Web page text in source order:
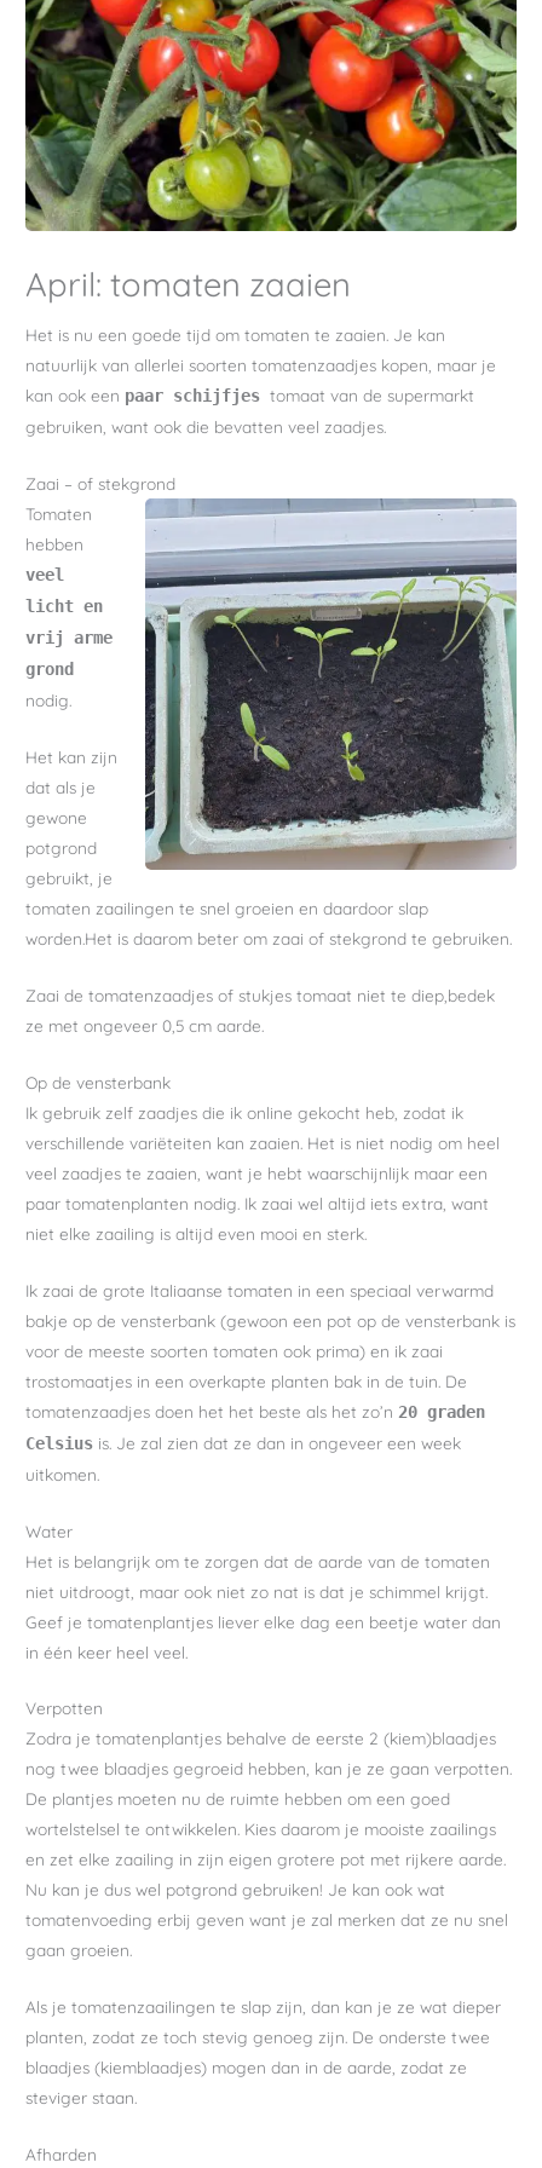
April: tomaten zaaien
Het is nu een goede tijd om tomaten te zaaien. Je kan
natuurlijk van allerlei soorten tomatenzaadjes kopen, maar je
kan ook een paar schijfjestomaat van de supermarkt
gebruiken, want ook die bevatten veel zaadjes.
Zaai – of stekgrond
Tomaten
hebben
veel
licht en
vrij arme
grond
nodig.
Het kan zijn
dat als je
gewone
potgrond
gebruikt, je
tomaten zaailingen te snel groeien en daardoor slap
worden.Het is daarom beter om zaai of stekgrond te gebruiken.
Zaai de tomatenzaadjes of stukjes tomaat niet te diep,bedek
ze met ongeveer 0,5 cm aarde.
Op de vensterbank
Ik gebruik zelf zaadjes die ik online gekocht heb, zodat ik
verschillende variëteiten kan zaaien. Het is niet nodig om heel
veel zaadjes te zaaien, want je hebt waarschijnlijk maar een
paar tomatenplanten nodig. Ik zaai wel altijd iets extra, want
niet elke zaailing is altijd even mooi en sterk.
Ik zaai de grote Italiaanse tomaten in een speciaal verwarmd
bakje op de vensterbank (gewoon een pot op de vensterbank is
voor de meeste soorten tomaten ook prima) en ik zaai
trostomaatjes in een overkapte planten bak in de tuin. De
tomatenzaadjes doen het het beste als het zo’n 20 graden
Celsius is. Je zal zien dat ze dan in ongeveer een week
uitkomen.
Water
Het is belangrijk om te zorgen dat de aarde van de tomaten
niet uitdroogt, maar ook niet zo nat is dat je schimmel krijgt.
Geef je tomatenplantjes liever elke dag een beetje water dan
in één keer heel veel.
Verpotten
Zodra je tomatenplantjes behalve de eerste 2 (kiem)blaadjes
nog twee blaadjes gegroeid hebben, kan je ze gaan verpotten.
De plantjes moeten nu de ruimte hebben om een goed
wortelstelsel te ontwikkelen. Kies daarom je mooiste zaailings
en zet elke zaailing in zijn eigen grotere pot met rijkere aarde.
Nu kan je dus wel potgrond gebruiken! Je kan ook wat
tomatenvoeding erbij geven want je zal merken dat ze nu snel
gaan groeien.
Als je tomatenzaailingen te slap zijn, dan kan je ze wat dieper
planten, zodat ze toch stevig genoeg zijn. De onderste twee
blaadjes (kiemblaadjes) mogen dan in de aarde, zodat ze
steviger staan.
Afharden